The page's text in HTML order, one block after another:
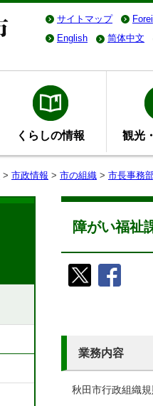
サイトマップ
English
简体中文
くらしの情報 観光
> 市政情報 > 市の組織 > 市長事務
障がい福祉
業務内容
秋田市行政組織規